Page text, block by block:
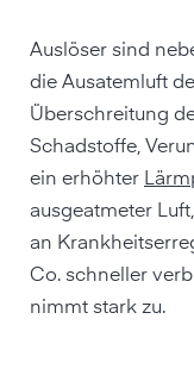
Auslöser sind
die Ausatemluft
Überschreitung
Schadstoffe,
ein erhöhter
ausgeatmeter
an
Co. schneller
nimmt stark zu.